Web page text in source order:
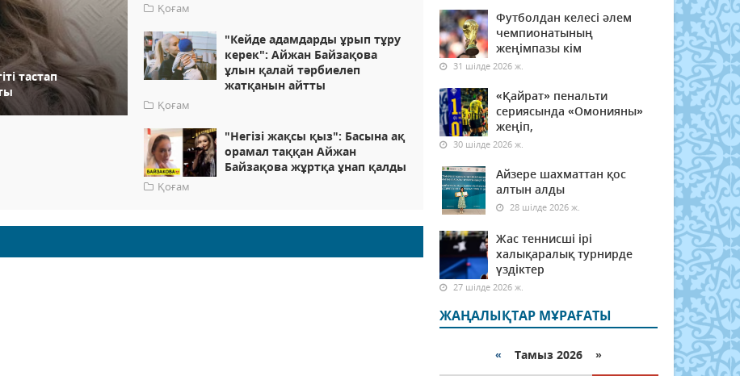
тастап
Қоғам
"Кейде адамдарды ұрып тұру
керек": Айжан Байзақова
ұлын қалай тәрбиелеп
жатқанын айтты
Қоғам
"Негізі жақсы қыз": Басына ақ
орамал таққан Айжан
Байзақова жұртқа ұнап қалды
Қоғам
Футболдан келесі әлем
чемпионатының
жеңімпазы кім
31 шілде 2026 ж.
«Қайрат» пенальти
сериясында «Омонияны»
жеңіп,
30 шілде 2026 ж.
Айзере шахматтан қос
алтын алды
28 шілде 2026 ж.
Жас теннисші ірі
халықаралық турнирде
үздіктер
27 шілде 2026 ж.
ЖАҢАЛЫҚТАР МҰРАҒАТЫ
« Тамыз 2026 »